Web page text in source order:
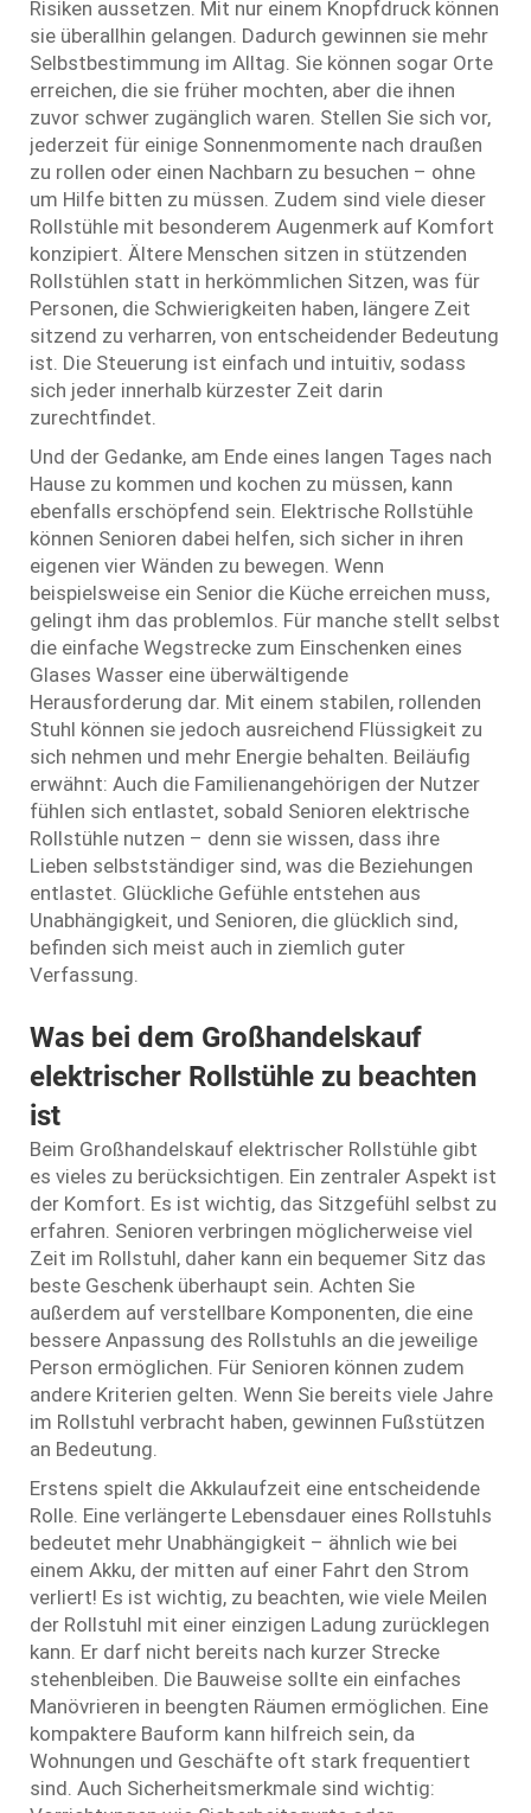
Risiken aussetzen. Mit nur einem Knopfdruck können
sie überallhin gelangen. Dadurch gewinnen sie mehr
Selbstbestimmung im Alltag. Sie können sogar Orte
erreichen, die sie früher mochten, aber die ihnen
zuvor schwer zugänglich waren. Stellen Sie sich vor,
jederzeit für einige Sonnenmomente nach draußen
zu rollen oder einen Nachbarn zu besuchen – ohne
um Hilfe bitten zu müssen. Zudem sind viele dieser
Rollstühle mit besonderem Augenmerk auf Komfort
konzipiert. Ältere Menschen sitzen in stützenden
Rollstühlen statt in herkömmlichen Sitzen, was für
Personen, die Schwierigkeiten haben, längere Zeit
sitzend zu verharren, von entscheidender Bedeutung
ist. Die Steuerung ist einfach und intuitiv, sodass
sich jeder innerhalb kürzester Zeit darin
zurechtfindet.
Und der Gedanke, am Ende eines langen Tages nach
Hause zu kommen und kochen zu müssen, kann
ebenfalls erschöpfend sein. Elektrische Rollstühle
können Senioren dabei helfen, sich sicher in ihren
eigenen vier Wänden zu bewegen. Wenn
beispielsweise ein Senior die Küche erreichen muss,
gelingt ihm das problemlos. Für manche stellt selbst
die einfache Wegstrecke zum Einschenken eines
Glases Wasser eine überwältigende
Herausforderung dar. Mit einem stabilen, rollenden
Stuhl können sie jedoch ausreichend Flüssigkeit zu
sich nehmen und mehr Energie behalten. Beiläufig
erwähnt: Auch die Familienangehörigen der Nutzer
fühlen sich entlastet, sobald Senioren elektrische
Rollstühle nutzen – denn sie wissen, dass ihre
Lieben selbstständiger sind, was die Beziehungen
entlastet. Glückliche Gefühle entstehen aus
Unabhängigkeit, und Senioren, die glücklich sind,
befinden sich meist auch in ziemlich guter
Verfassung.
Was bei dem Großhandelskauf
elektrischer Rollstühle zu beachten
ist
Beim Großhandelskauf elektrischer Rollstühle gibt
es vieles zu berücksichtigen. Ein zentraler Aspekt ist
der Komfort. Es ist wichtig, das Sitzgefühl selbst zu
erfahren. Senioren verbringen möglicherweise viel
Zeit im Rollstuhl, daher kann ein bequemer Sitz das
beste Geschenk überhaupt sein. Achten Sie
außerdem auf verstellbare Komponenten, die eine
bessere Anpassung des Rollstuhls an die jeweilige
Person ermöglichen. Für Senioren können zudem
andere Kriterien gelten. Wenn Sie bereits viele Jahre
im Rollstuhl verbracht haben, gewinnen Fußstützen
an Bedeutung.
Erstens spielt die Akkulaufzeit eine entscheidende
Rolle. Eine verlängerte Lebensdauer eines Rollstuhls
bedeutet mehr Unabhängigkeit – ähnlich wie bei
einem Akku, der mitten auf einer Fahrt den Strom
verliert! Es ist wichtig, zu beachten, wie viele Meilen
der Rollstuhl mit einer einzigen Ladung zurücklegen
kann. Er darf nicht bereits nach kurzer Strecke
stehenbleiben. Die Bauweise sollte ein einfaches
Manövrieren in beengten Räumen ermöglichen. Eine
kompaktere Bauform kann hilfreich sein, da
Wohnungen und Geschäfte oft stark frequentiert
sind. Auch Sicherheitsmerkmale sind wichtig: